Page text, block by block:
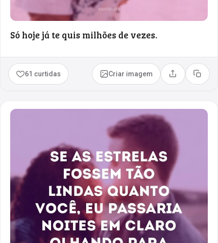
Só hoje já te quis milhões de vezes.
61 curtidas Criar imagem Compartilhar
Copiar